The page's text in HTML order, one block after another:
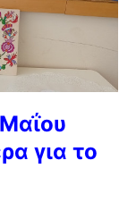
για το